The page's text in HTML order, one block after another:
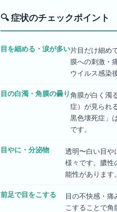
🔍症状のチェックポイント
目を細める・涙が多い片目だけ細め
膜への刺激・
ウイルス感染
目の白濁・角膜の曇り角膜が白く濁
症）が見られ
黒色壊死症」
です。
目やに・分泌物
透明〜白い目や
様々です。膿性
能性があります。
前足で目をこする
目の不快感・痛
こすることで角